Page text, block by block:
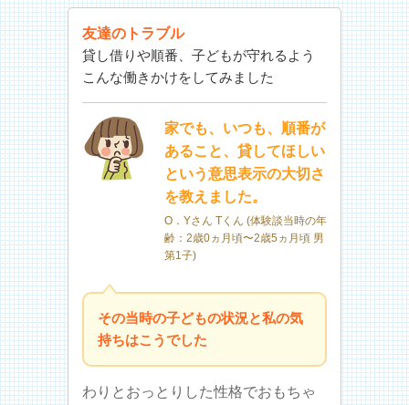
友達のトラブル
貸し借りや順番、子どもが守れるよう
こんな働きかけをしてみました
家でも、いつも、順番が
あること、貸してほしい
という意思表示の大切さ
を教えました。
O．Yさん Tくん (体験談当時の年
齢：2歳0ヵ月頃〜2歳5ヵ月頃 男
第1子)
その当時の子どもの状況と私の気
持ちはこうでした
わりとおっとりした性格でおもちゃ